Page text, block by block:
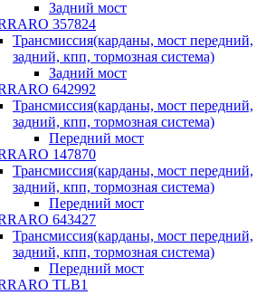
Задний мост
357824
Трансмиссия(карданы, мост передний,
задний, кпп, тормозная система)
Задний мост
642992
Трансмиссия(карданы, мост передний,
задний, кпп, тормозная система)
Передний мост
147870
Трансмиссия(карданы, мост передний,
задний, кпп, тормозная система)
Передний мост
643427
Трансмиссия(карданы, мост передний,
задний, кпп, тормозная система)
Передний мост
TLB1